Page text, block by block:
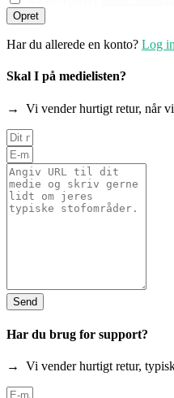
Opret
Har du allerede en konto? Log
Skal I på medielisten?
→ Vi vender hurtigt retur, når
Send
Har du brug for support?
→ Vi vender hurtigt retur,